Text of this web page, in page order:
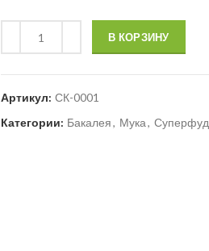
В КОРЗИНУ
Артикул: СК-0001
Категории: Бакалея, Мука, Суперфуд